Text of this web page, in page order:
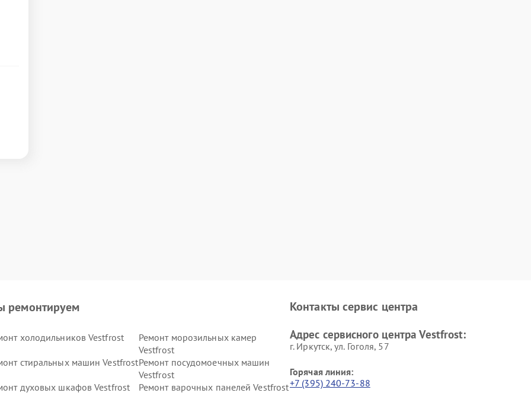
ремонтируем
холодильников Vestfrost
Ремонт морозильных камер
Vestfrost
стиральных машин VestfrostРемонт посудомоечных машин
Vestfrost
духовых шкафов Vestfrost
Ремонт варочных панелей Vestfrost
Контакты сервис центра
Адрес сервисного центра Vestfrost:
г. Иркутск, ул. ​Гоголя, 57
Горячая линия:
+7 (395) 240-73-88